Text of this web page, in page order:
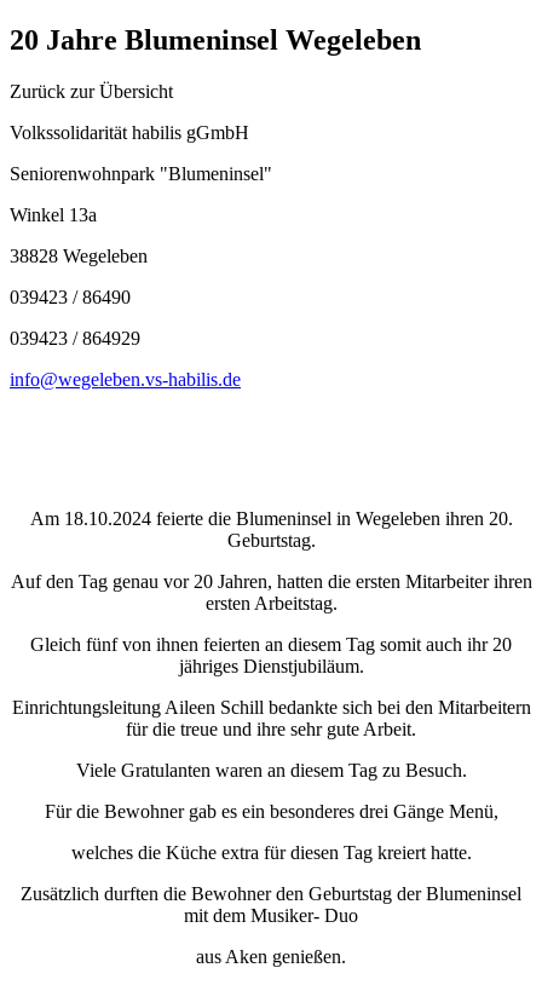
20 Jahre Blumeninsel Wegeleben
Zurück zur Übersicht
Volkssolidarität habilis gGmbH
Seniorenwohnpark "Blumeninsel"
Winkel 13a
38828 Wegeleben
039423 / 86490
039423 / 864929
info@wegeleben.vs-habilis.de
Am 18.10.2024 feierte die Blumeninsel in Wegeleben ihren 20.
Geburtstag.
Auf den Tag genau vor 20 Jahren, hatten die ersten Mitarbeiter ihren
ersten Arbeitstag.
Gleich fünf von ihnen feierten an diesem Tag somit auch ihr 20
jähriges Dienstjubiläum.
Einrichtungsleitung Aileen Schill bedankte sich bei den Mitarbeitern
für die treue und ihre sehr gute Arbeit.
Viele Gratulanten waren an diesem Tag zu Besuch.
Für die Bewohner gab es ein besonderes drei Gänge Menü,
welches die Küche extra für diesen Tag kreiert hatte.
Zusätzlich durften die Bewohner den Geburtstag der Blumeninsel
mit dem Musiker- Duo
aus Aken genießen.